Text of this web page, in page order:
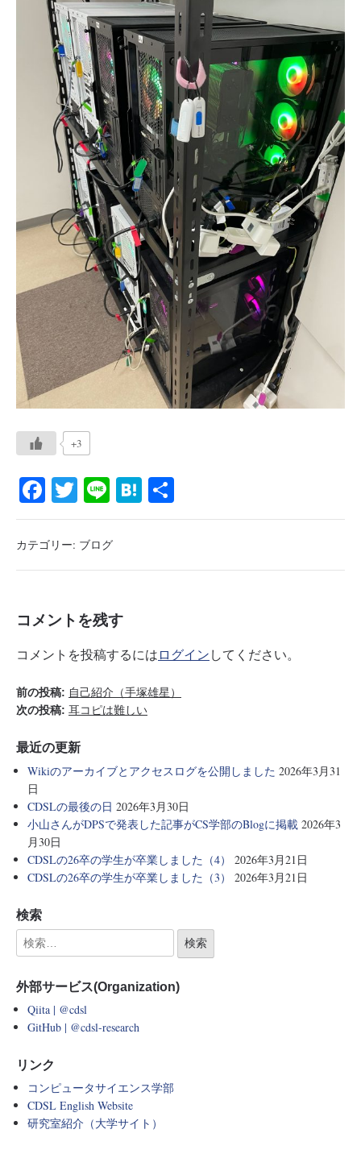
+3
Fa
ce
bo
ok
T
wi
tte
r
Li
ne
H
at
a
有
カテゴリー: ブログ
コメントを残す
コメントを投稿するにはログインしてください。
前の投稿: 自己紹介（手塚雄星）
次の投稿: 耳コピは難しい
最近の更新
Wikiのアーカイブとアクセスログを公開しました 2026年3月31
日
CDSLの最後の日 2026年3月30日
小山さんがDPSで発表した記事がCS学部のBlogに掲載 2026年3
月30日
CDSLの26卒の学生が卒業しました（4）
2026年3月21日
CDSLの26卒の学生が卒業しました（3）
2026年3月21日
検索
外部サービス(Organization)
Qiita | @cdsl
GitHub | @cdsl-research
リンク
コンピュータサイエンス学部
CDSL English Website
研究室紹介（大学サイト）